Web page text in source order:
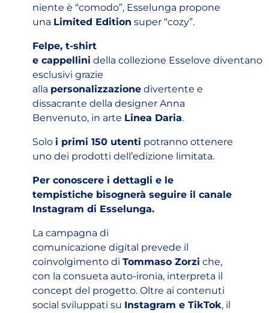
niente è “comodo”, Esselunga propone
una Limited Edition super “cozy”.
Felpe, t-shirt
e cappellini della collezione Esselove diventano
esclusivi grazie
alla personalizzazione divertente e
dissacrante della designer Anna
Benvenuto, in arte Linea Daria.
Solo i primi 150 utenti potranno ottenere
uno dei prodotti dell’edizione limitata.
Per conoscere i dettagli e le
tempistiche bisognerà seguire il canale
Instagram di Esselunga.
La campagna di
comunicazione digital prevede il
coinvolgimento diTommaso Zorzi che,
con la consueta auto-ironia, interpreta il
concept del progetto. Oltre ai contenuti
social sviluppati su Instagram e TikTok, il